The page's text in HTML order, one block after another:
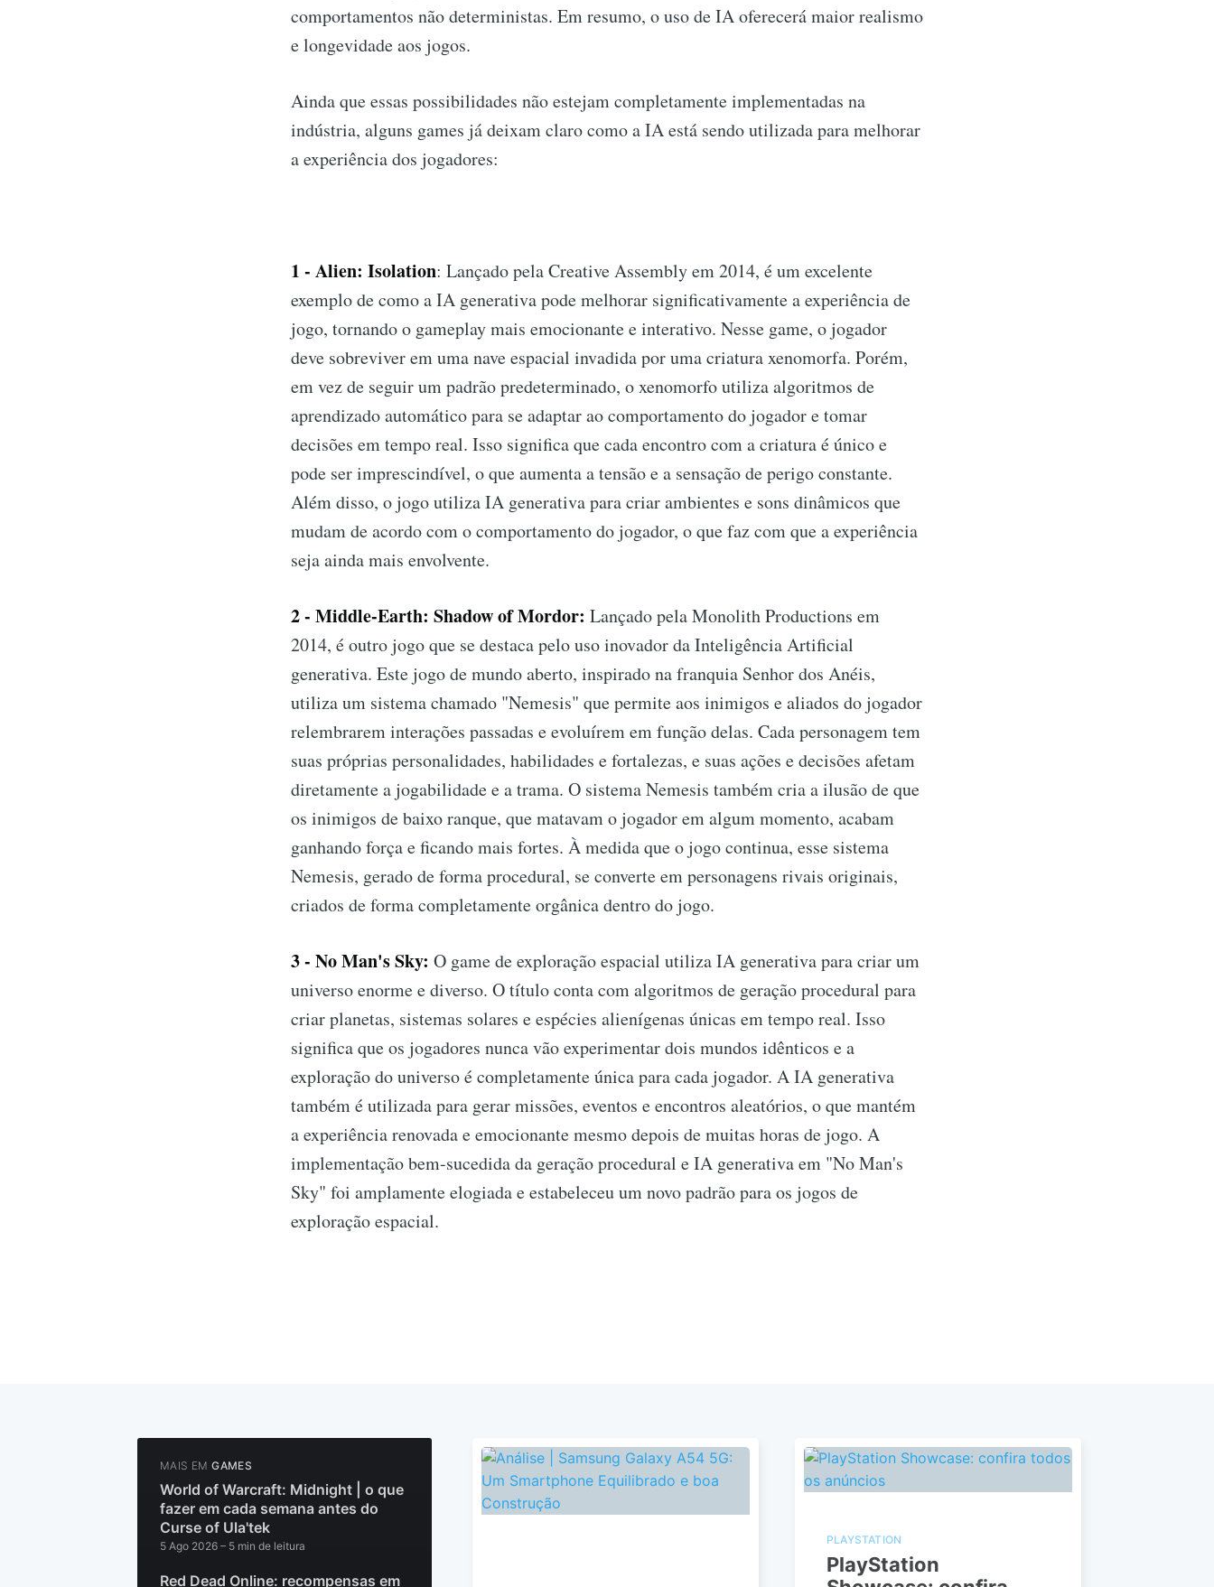
comportamentos não deterministas. Em resumo, o uso de IA oferecerá maior realismo
e longevidade aos jogos.
Ainda que essas possibilidades não estejam completamente implementadas na
indústria, alguns games já deixam claro como a IA está sendo utilizada para melhorar
a experiência dos jogadores:
1 - Alien: Isolation: Lançado pela Creative Assembly em 2014, é um excelente
exemplo de como a IA generativa pode melhorar significativamente a experiência de
jogo, tornando o gameplay mais emocionante e interativo. Nesse game, o jogador
deve sobreviver em uma nave espacial invadida por uma criatura xenomorfa. Porém,
em vez de seguir um padrão predeterminado, o xenomorfo utiliza algoritmos de
aprendizado automático para se adaptar ao comportamento do jogador e tomar
decisões em tempo real. Isso significa que cada encontro com a criatura é único e
pode ser imprescindível, o que aumenta a tensão e a sensação de perigo constante.
Além disso, o jogo utiliza IA generativa para criar ambientes e sons dinâmicos que
mudam de acordo com o comportamento do jogador, o que faz com que a experiência
seja ainda mais envolvente.
2 - Middle-Earth: Shadow of Mordor: Lançado pela Monolith Productions em
2014, é outro jogo que se destaca pelo uso inovador da Inteligência Artificial
generativa. Este jogo de mundo aberto, inspirado na franquia Senhor dos Anéis,
utiliza um sistema chamado "Nemesis" que permite aos inimigos e aliados do jogador
relembrarem interações passadas e evoluírem em função delas. Cada personagem tem
suas próprias personalidades, habilidades e fortalezas, e suas ações e decisões afetam
diretamente a jogabilidade e a trama. O sistema Nemesis também cria a ilusão de que
os inimigos de baixo ranque, que matavam o jogador em algum momento, acabam
ganhando força e ficando mais fortes. À medida que o jogo continua, esse sistema
Nemesis, gerado de forma procedural, se converte em personagens rivais originais,
criados de forma completamente orgânica dentro do jogo.
3 - No Man's Sky: O game de exploração espacial utiliza IA generativa para criar um
universo enorme e diverso. O título conta com algoritmos de geração procedural para
criar planetas, sistemas solares e espécies alienígenas únicas em tempo real. Isso
significa que os jogadores nunca vão experimentar dois mundos idênticos e a
exploração do universo é completamente única para cada jogador. A IA generativa
também é utilizada para gerar missões, eventos e encontros aleatórios, o que mantém
a experiência renovada e emocionante mesmo depois de muitas horas de jogo. A
implementação bem-sucedida da geração procedural e IA generativa em "No Man's
Sky" foi amplamente elogiada e estabeleceu um novo padrão para os jogos de
exploração espacial.
MAIS EM GAMES
World of Warcraft: Midnight | o que
fazer em cada semana antes do
Curse of Ula'tek
5 Ago 2026 – 5 min de leitura
Red Dead Online: recompensas em
PLAYSTATION
PlayStation